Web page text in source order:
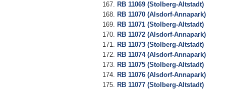
RB 11069 (Stolberg-Altstadt)
RB 11070 (Alsdorf-Annapark)
RB 11071 (Stolberg-Altstadt)
RB 11072 (Alsdorf-Annapark)
RB 11073 (Stolberg-Altstadt)
RB 11074 (Alsdorf-Annapark)
RB 11075 (Stolberg-Altstadt)
RB 11076 (Alsdorf-Annapark)
RB 11077 (Stolberg-Altstadt)